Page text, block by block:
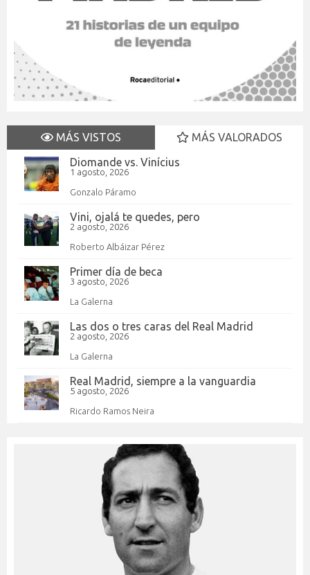
MÁS VISTOS
MÁS VALORADOS
Diomande vs. Vinícius
1 agosto, 2026
Gonzalo Páramo
Vini, ojalá te quedes, pero
2 agosto, 2026
Roberto Albáizar Pérez
Primer día de beca
3 agosto, 2026
La Galerna
Las dos o tres caras del Real Madrid
2 agosto, 2026
La Galerna
Real Madrid, siempre a la vanguardia
5 agosto, 2026
Ricardo Ramos Neira